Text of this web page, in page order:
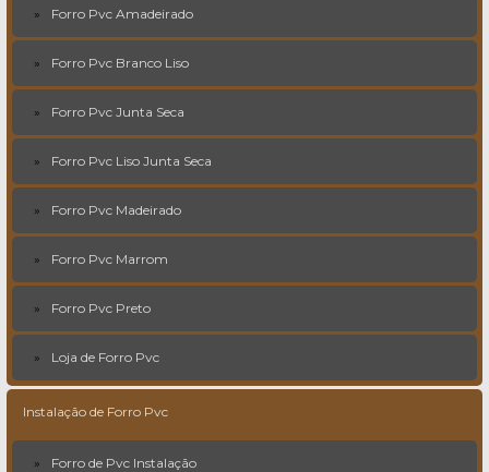
Forro Pvc Amadeirado
Forro Pvc Branco Liso
Forro Pvc Junta Seca
Forro Pvc Liso Junta Seca
Forro Pvc Madeirado
Forro Pvc Marrom
Forro Pvc Preto
Loja de Forro Pvc
Instalação de Forro Pvc
Forro de Pvc Instalação